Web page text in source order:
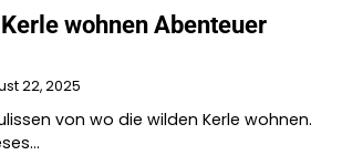
wohnen Abenteuer
22, 2025
von wo die wilden Kerle wohnen.